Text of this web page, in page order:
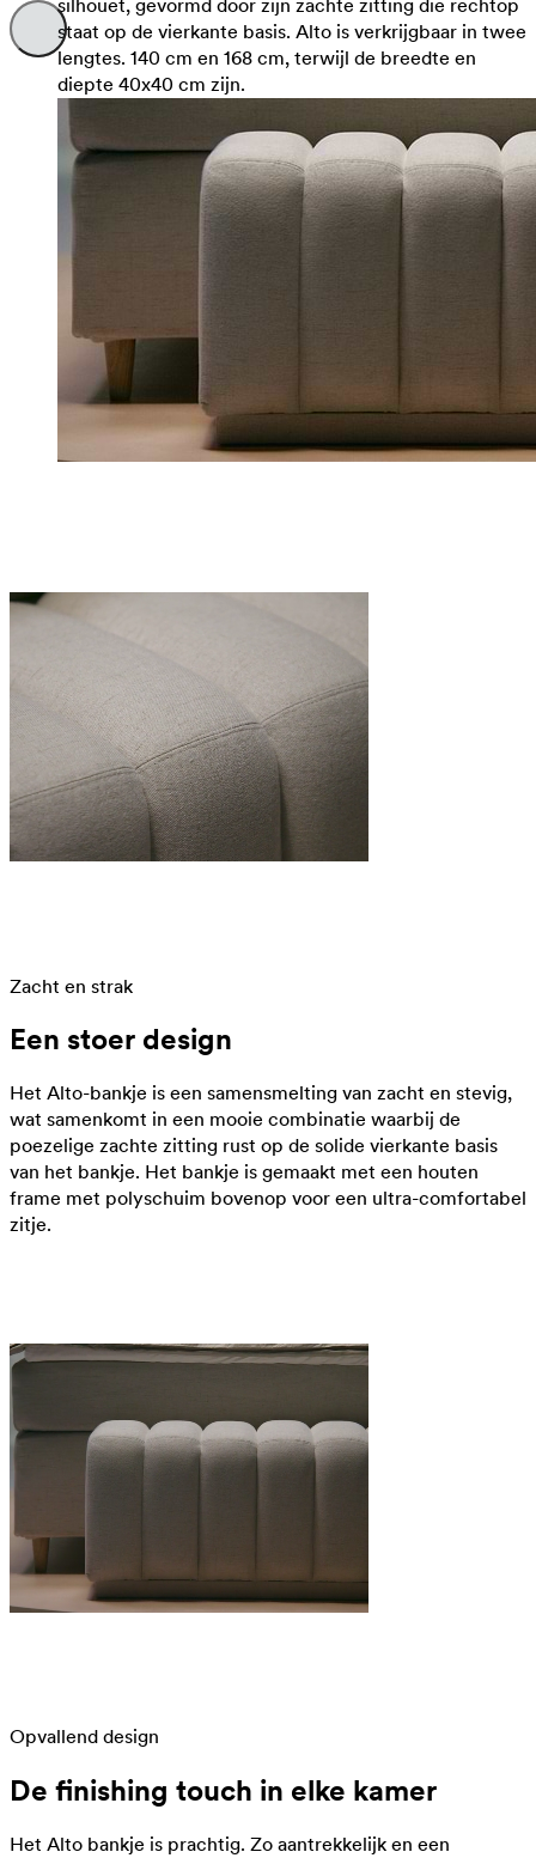
silhouet, gevormd door zijn zachte zitting die rechtop
staat op de vierkante basis. Alto is verkrijgbaar in twee
lengtes. 140 cm en 168 cm, terwijl de breedte en
diepte 40x40 cm zijn.
Zacht en strak
Een stoer design
Het Alto-bankje is een samensmelting van zacht en stevig,
wat samenkomt in een mooie combinatie waarbij de
poezelige zachte zitting rust op de solide vierkante basis
van het bankje. Het bankje is gemaakt met een houten
frame met polyschuim bovenop voor een ultra-comfortabel
zitje.
Opvallend design
De finishing touch in elke kamer
Het Alto bankje is prachtig. Zo aantrekkelijk en een